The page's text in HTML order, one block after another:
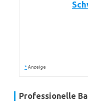
* Anzeige
Professionelle